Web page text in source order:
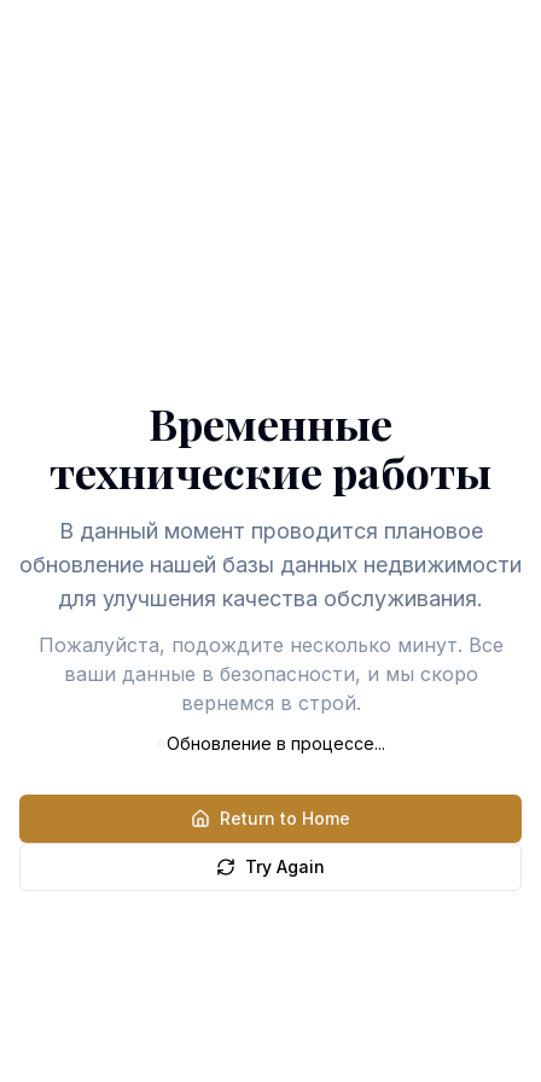
Временные
технические работы
В данный момент проводится плановое
обновление нашей базы данных недвижимости
для улучшения качества обслуживания.
Пожалуйста, подождите несколько минут. Все
ваши данные в безопасности, и мы скоро
вернемся в строй.
Обновление в процессе...
Return to Home
Try Again